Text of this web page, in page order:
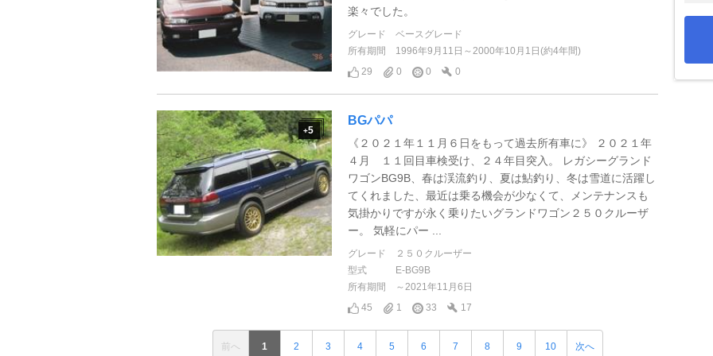
楽々でした。
グレード
ベースグレード
所有期間
1996年9月11日～2000年10月1日(約4年間)
29
0 0 0
+5
BGパパ
《２０２１年１１月６日をもって過去所有車に》 ２０２１年
４月 １１回目車検受け、２４年目突入。 レガシーグランド
ワゴンBG9B、春は渓流釣り、夏は鮎釣り、冬は雪道に活躍し
てくれました、最近は乗る機会が少なくて、メンテナンスも
気掛かりですが永く乗りたいグランドワゴン２５０クルーザ
ー。 気軽にパー ...
グレード
２５０クルーザー
型式
E-BG9B
所有期間
～2021年11月6日
45
1 33 17
前へ 1 2 3 4 5 6 7 8 9 10 次へ